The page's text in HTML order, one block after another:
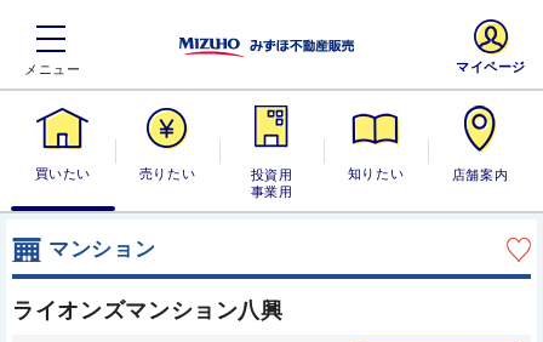
買いたい 売りたい
投資用・事業
用
知りたい 店舗案内
マイページ
マンション
ライオンズマンション八興